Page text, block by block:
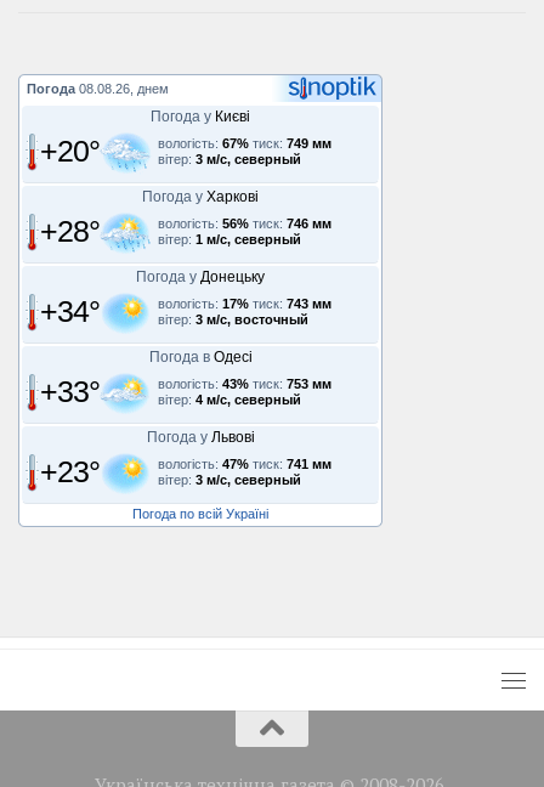
Погода 08.08.26, днем
Погода у Києві
+20° вологість: 67% тиск: 749 мм
вітер: 3 м/с, северный
Погода у Харкові
+28° вологість: 56% тиск: 746 мм
вітер: 1 м/с, северный
Погода у Донецьку
+34° вологість: 17% тиск: 743 мм
вітер: 3 м/с, восточный
Погода в Одесі
+33° вологість: 43% тиск: 753 мм
вітер: 4 м/с, северный
Погода у Львові
+23° вологість: 47% тиск: 741 мм
вітер: 3 м/с, северный
Погода по всій Україні